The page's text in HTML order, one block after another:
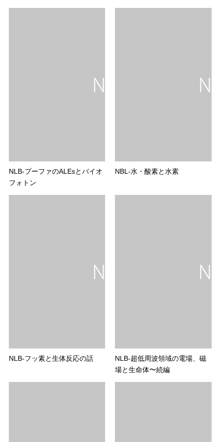
NLB-プーファのALEsとバイオ
フォトン
NBL-水・酸素と水素
NLB-フッ素と生体反応の話
NLB-超低周波領域の電場、磁
場と生命体〜続編